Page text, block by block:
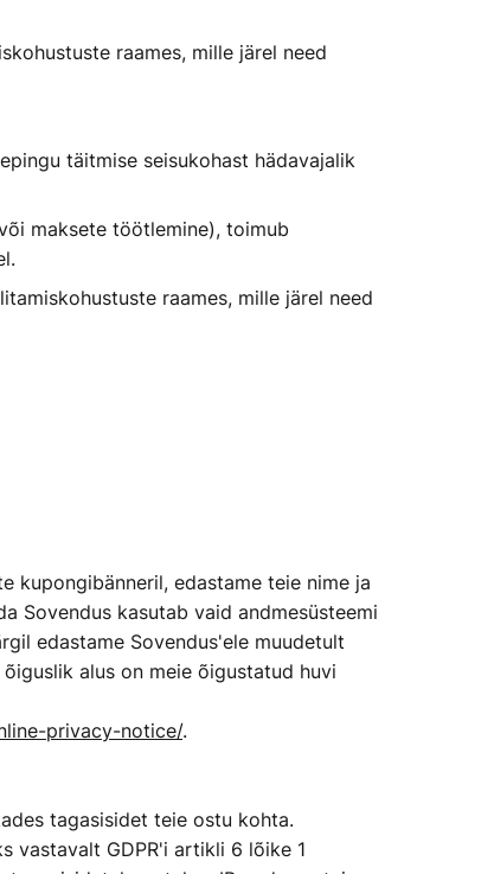
raames, mille järel need
täitmise seisukohast hädavajalik
maksete töötlemine), toimub
raames, mille järel need
kupongibänneril, edastame teie nime ja
Sovendus kasutab vaid andmesüsteemi
edastame Sovendus'ele muudetult
alus on meie õigustatud huvi
privacy-notice/.
tagasisidet teie ostu kohta.
vastavalt GDPR'i artikli 6 lõike 1